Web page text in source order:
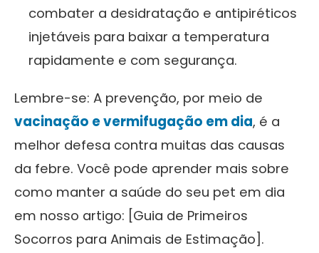
combater a desidratação e antipiréticos
injetáveis para baixar a temperatura
rapidamente e com segurança.
Lembre-se: A prevenção, por meio de
vacinação e vermifugação em dia, é a
melhor defesa contra muitas das causas
da febre. Você pode aprender mais sobre
como manter a saúde do seu pet em dia
em nosso artigo: [Guia de Primeiros
Socorros para Animais de Estimação].